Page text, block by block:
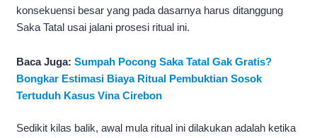
konsekuensi besar yang pada dasarnya harus ditanggung
Saka Tatal usai jalani prosesi ritual ini.
Baca Juga: Sumpah Pocong Saka Tatal Gak Gratis?
Bongkar Estimasi Biaya Ritual Pembuktian Sosok
Tertuduh Kasus Vina Cirebon
Sedikit kilas balik, awal mula ritual ini dilakukan adalah ketika